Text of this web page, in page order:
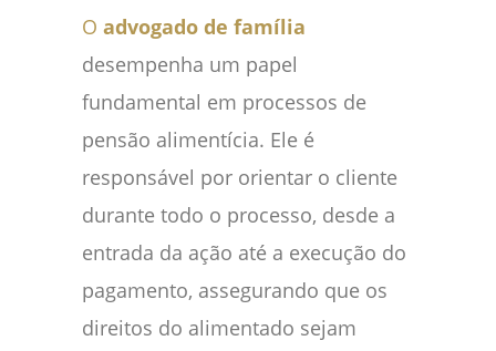
O advogado de família
desempenha um papel
fundamental em processos de
pensão alimentícia. Ele é
responsável por orientar o cliente
durante todo o processo, desde a
entrada da ação até a execução do
pagamento, assegurando que os
direitos do alimentado sejam